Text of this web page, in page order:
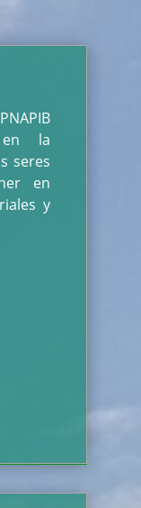
en la
seres
en
y